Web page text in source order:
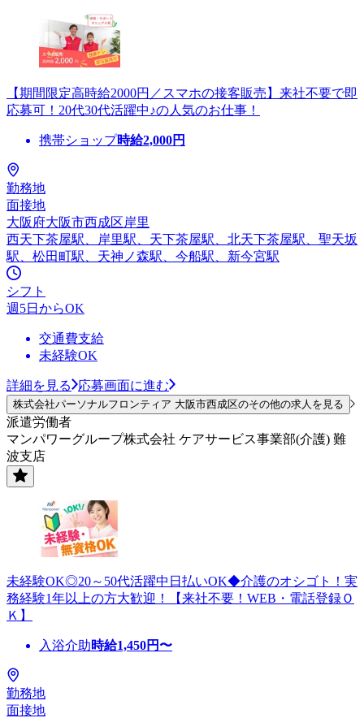
【期間限定高時給2000円／スマホの接客販売】来社不要で即
応募可！20代30代活躍中♪の人気のお仕事！
携帯ショップ時給2,000円
勤務地
面接地
大阪府大阪市西成区岸里
西天下茶屋駅、岸里駅、天下茶屋駅、北天下茶屋駅、聖天坂
駅、松田町駅、天神ノ森駅、今船駅、新今宮駅
シフト
週5日からOK
交通費支給
未経験OK
詳細を見る 応募画面に進む
株式会社パーソナルフロンティア 大阪市西成区のその他の求人を見る
派遣労働者
マンパワーグループ株式会社 ケアサービス事業部(介護) 難
波支店
未経験OK◎20～50代活躍中日払いOK◆介護のオシゴト！実
務経験1年以上の方大歓迎！【来社不要！WEB・電話登録Ｏ
Ｋ】
入浴介助時給1,450円〜
勤務地
面接地